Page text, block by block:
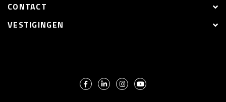
CONTACT
VESTIGINGEN